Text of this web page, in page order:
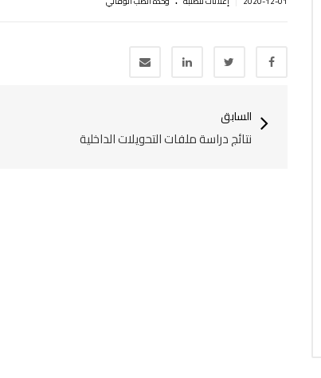
السابق
نتائج دراسة ملفات التحويلات الداخلية